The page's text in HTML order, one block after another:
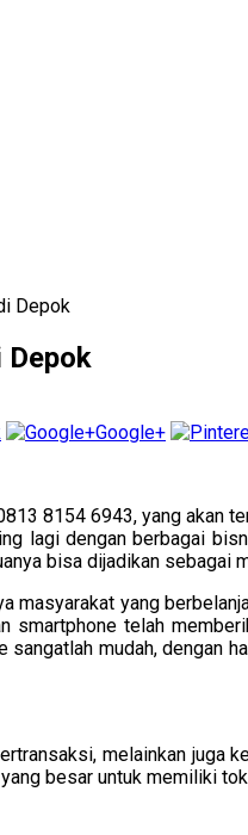
Depok
Depok
Google+
8154 6943, yang akan
lagi dengan berbagai
bisa dijadikan sebagai
masyarakat yang
smartphone telah
mudah,
melainkan juga
besar untuk memiliki